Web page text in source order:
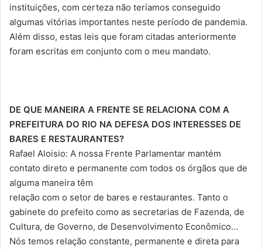
instituições, com certeza não teríamos conseguido
algumas vitórias importantes neste período de pandemia.
Além disso, estas leis que foram citadas anteriormente
foram escritas em conjunto com o meu mandato.
DE QUE MANEIRA A FRENTE SE RELACIONA COM A
PREFEITURA DO RIO NA DEFESA DOS INTERESSES DE
BARES E RESTAURANTES?
Rafael Aloisio: A nossa Frente Parlamentar mantém
contato direto e permanente com todos os órgãos que de
alguma maneira têm
relação com o setor de bares e restaurantes. Tanto o
gabinete do prefeito como as secretarias de Fazenda, de
Cultura, de Governo, de Desenvolvimento Econômico…
Nós temos relação constante, permanente e direta para